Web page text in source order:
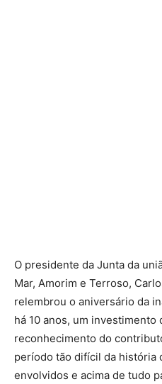
O presidente da Junta da
Mar, Amorim e Terroso,
relembrou o aniversário da
há 10 anos, um investimento
reconhecimento do
período tão difícil da história
envolvidos e acima de tudo